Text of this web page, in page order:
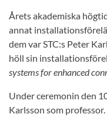
Årets akademiska
annat
dem var STC:s Peter
höll sin
systems for enhanced
Under ceremonin den
Karlsson som professor.